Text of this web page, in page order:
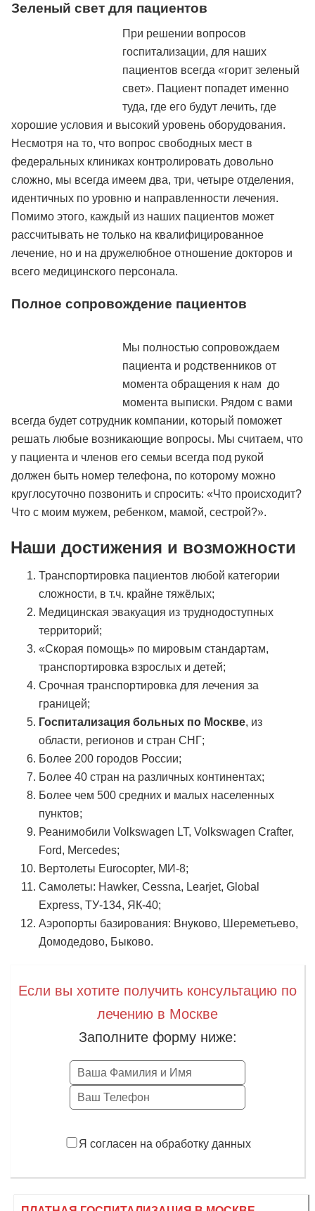
Зеленый свет для пациентов
При решении вопросов
госпитализации, для наших
пациентов всегда «горит зеленый
свет». Пациент попадет именно
туда, где его будут лечить, где
хорошие условия и высокий уровень оборудования.
Несмотря на то, что вопрос свободных мест в
федеральных клиниках контролировать довольно
сложно, мы всегда имеем два, три, четыре отделения,
идентичных по уровню и направленности лечения.
Помимо этого, каждый из наших пациентов может
рассчитывать не только на квалифицированное
лечение, но и на дружелюбное отношение докторов и
всего медицинского персонала.
Полное сопровождение пациентов
Мы полностью сопровождаем
пациента и родственников от
момента обращения к нам до
момента выписки. Рядом с вами
всегда будет сотрудник компании, который поможет
решать любые возникающие вопросы. Мы считаем, что
у пациента и членов его семьи всегда под рукой
должен быть номер телефона, по которому можно
круглосуточно позвонить и спросить: «Что происходит?
Что с моим мужем, ребенком, мамой, сестрой?».
Наши достижения и возможности
Транспортировка пациентов любой категории
сложности, в т.ч. крайне тяжёлых;
Медицинская эвакуация из труднодоступных
территорий;
«Скорая помощь» по мировым стандартам,
транспортировка взрослых и детей;
Срочная транспортировка для лечения за
границей;
Госпитализация больных по Москве, из
области, регионов и стран СНГ;
Более 200 городов России;
Более 40 стран на различных континентах;
Более чем 500 средних и малых населенных
пунктов;
Реанимобили Volkswagen LT, Volkswagen Crafter,
Ford, Mercedes;
Вертолеты Eurocopter, МИ-8;
Самолеты: Hawker, Cessna, Learjet, Global
Express, ТУ-134, ЯК-40;
Аэропорты базирования: Внуково, Шереметьево,
Домодедово, Быково.
Если вы хотите получить консультацию по
лечению в Москве
Заполните форму ниже:
Я согласен на обработку данных